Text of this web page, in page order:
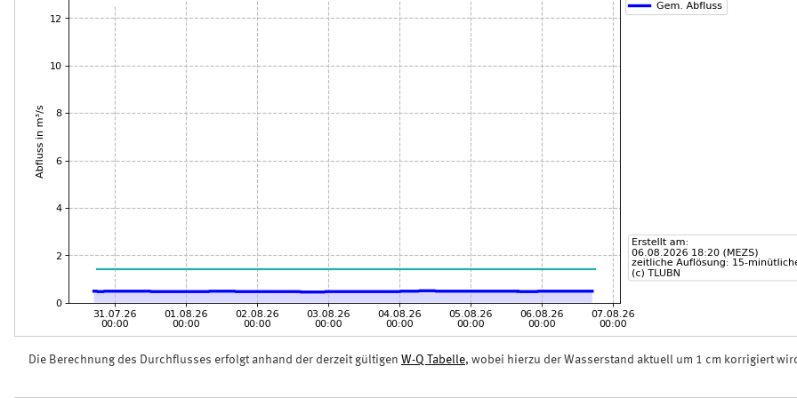
Die Berechnung des Durchflusses erfolgt anhand der derzeit gültigen W-Q Tabelle, wobei hierzu der Wasserstand aktuell um 1 cm korrigiert